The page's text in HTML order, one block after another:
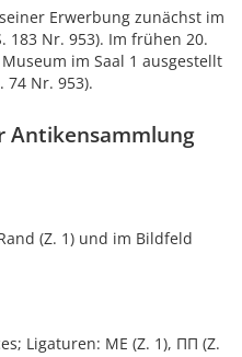
Erwerbung zunächst im
183 Nr. 953). Im frühen 20.
im Saal 1 ausgestellt
74 Nr. 953).
Antikensammlung
(Z. 1) und im Bildfeld
Ligaturen: ΜΕ (Z. 1), ΠΠ (Z.